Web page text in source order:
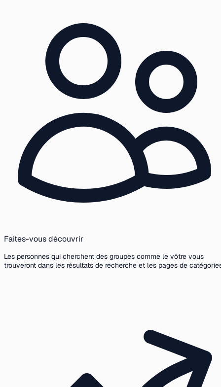
Faites-vous découvrir
Les personnes qui cherchent des groupes comme le vôtre vous
trouveront dans les résultats de recherche et les pages de